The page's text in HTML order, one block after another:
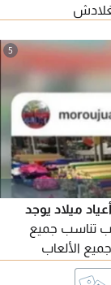
5
ميلاد يوجد
تناسب جميع
لدينا جميع الألعاب
حلزونيه